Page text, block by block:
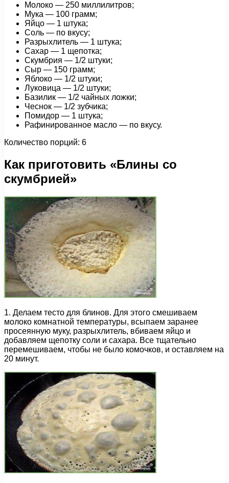
Молоко — 250 миллилитров;
Мука — 100 грамм;
Яйцо — 1 штука;
Соль — по вкусу;
Разрыхлитель — 1 штука;
Сахар — 1 щепотка;
Скумбрия — 1/2 штуки;
Сыр — 150 грамм;
Яблоко — 1/2 штуки;
Луковица — 1/2 штуки;
Базилик — 1/2 чайных ложки;
Чеснок — 1/2 зубчика;
Помидор — 1 штука;
Рафинированное масло — по вкусу.
Количество порций: 6
Как приготовить «Блины со
скумбрией»
1. Делаем тесто для блинов. Для этого смешиваем
молоко комнатной температуры, всыпаем заранее
просеянную муку, разрыхлитель, вбиваем яйцо и
добавляем щепотку соли и сахара. Все тщательно
перемешиваем, чтобы не было комочков, и оставляем на
20 минут.